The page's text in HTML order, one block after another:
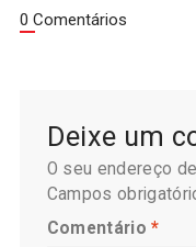
0 Comentários
Deixe um
O seu endereço
Campos
Comentário*